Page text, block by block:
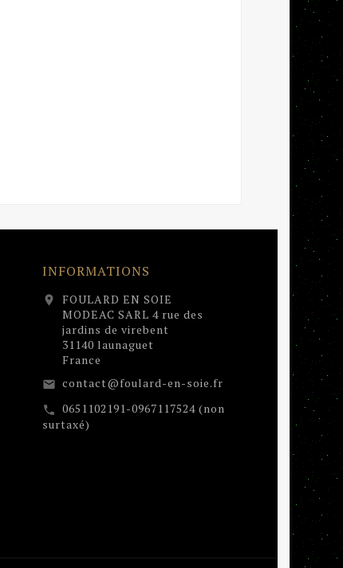
INFORMATIONS
location_on
FOULARD EN SOIE
MODEAC SARL 4 rue des
jardins de virebent
31140 launaguet
France
email contact@foulard-en-soie.fr
call 0651102191-0967117524 (non
surtaxé)